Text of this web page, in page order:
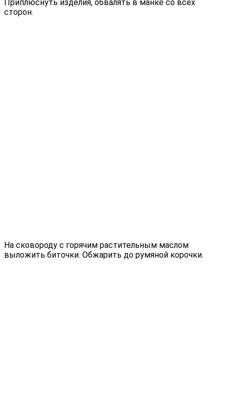
Приплюснуть изделия, обвалять в манке со всех
сторон.
На сковороду с горячим растительным маслом
выложить биточки. Обжарить до румяной корочки.